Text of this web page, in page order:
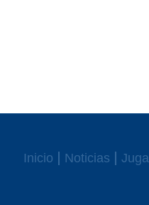
Inicio Noticias